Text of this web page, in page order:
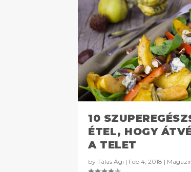
10
ÉTEL, HOGY
A TELET
by Tálas Ági | Feb 4, 2018 |